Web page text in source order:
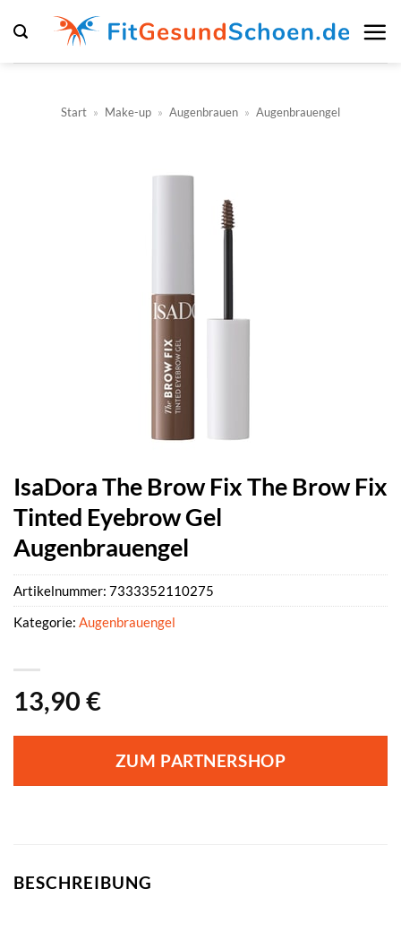
Inhalt
springen
Start » Make-up » Augenbrauen » Augenbrauengel
IsaDora The Brow Fix The Brow Fix
Tinted Eyebrow Gel
Augenbrauengel
13,90 €
ZUM PARTNERSHOP
Artikelnummer: 7333352110275
Kategorie: Augenbrauengel
BESCHREIBUNG